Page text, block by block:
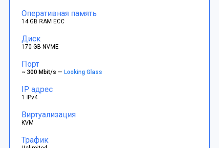
Оперативная память
14 GB RAM ECC
Диск
170 GB NVME
Порт
~ 300 Mbit/s —Looking Glass
IP адрес
1 IPv4
Виртуализация
KVM
Трафик